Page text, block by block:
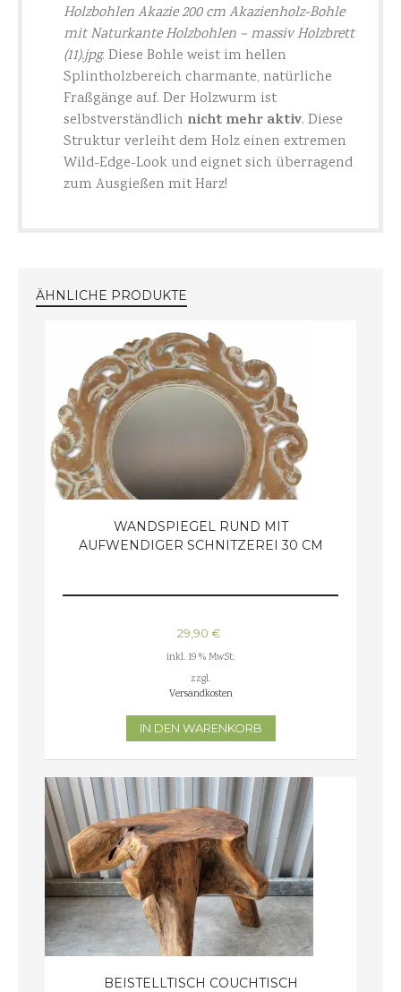
Holzbohlen Akazie 200 cm Akazienholz-Bohle
mit Naturkante Holzbohlen – massiv Holzbrett
(11).jpg. Diese Bohle weist im hellen
Splintholzbereich charmante, natürliche
Fraßgänge auf. Der Holzwurm ist
selbstverständlich nicht mehr aktiv. Diese
Struktur verleiht dem Holz einen extremen
Wild-Edge-Look und eignet sich überragend
zum Ausgießen mit Harz!
ÄHNLICHE PRODUKTE
WANDSPIEGEL RUND MIT
AUFWENDIGER SCHNITZEREI 30 CM
29,90 €
inkl. 19 % MwSt.
zzgl.
Versandkosten
IN DEN WARENKORB
BEISTELLTISCH COUCHTISCH